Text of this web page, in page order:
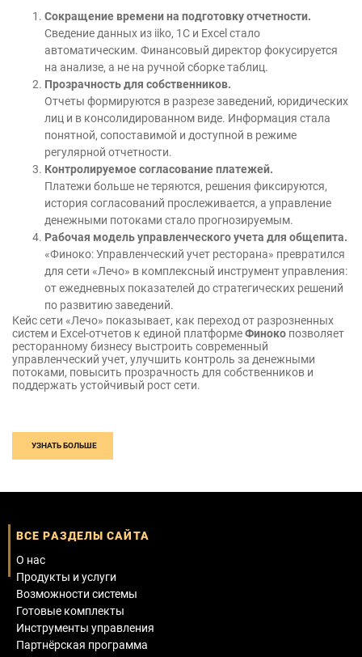
Сокращение времени на подготовку отчетности.
Сведение данных из iiko, 1С и Excel стало
автоматическим. Финансовый директор фокусируется
на анализе, а не на ручной сборке таблиц.
Прозрачность для собственников.
Отчеты формируются в разрезе заведений, юридических
лиц и в консолидированном виде. Информация стала
понятной, сопоставимой и доступной в режиме
регулярной отчетности.
Контролируемое согласование платежей.
Платежи больше не теряются, решения фиксируются,
история согласований прослеживается, а управление
денежными потоками стало прогнозируемым.
Рабочая модель управленческого учета для общепита.
«Финоко: Управленческий учет ресторана» превратился
для сети «Лечо» в комплексный инструмент управления:
от ежедневных показателей до стратегических решений
по развитию заведений.
Кейс сети «Лечо» показывает, как переход от разрозненных
систем и Excel-отчетов к единой платформеФиноко позволяет
ресторанному бизнесу выстроить современный
управленческий учет, улучшить контроль за денежными
потоками, повысить прозрачность для собственников и
поддержать устойчивый рост сети.
УЗНАТЬ БОЛЬШЕ
ВСЕ РАЗДЕЛЫ САЙТА
О нас
Продукты и услуги
Возможности системы
Готовые комплекты
Инструменты управления
Партнёрская программа